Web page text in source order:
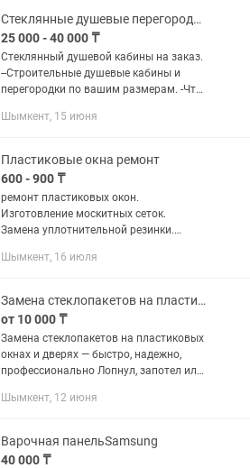
Стеклянные душевые перегородки
25 000 - 40 000 ₸
Стеклянный душевой кабины на заказ.
--Строительные душевые кабины и
перегородки по вашим размерам. -Что
стекло 8мм произведенное в России.
Шымкент, 15 июня
Пластиковые окна ремонт
600 - 900 ₸
ремонт пластиковых окон.
Изготовление москитных сеток.
Замена уплотнительной резинки.
Восстановление геометрии створки.
Шымкент, 16 июля
Замена стеклопакетов на пластиковых окнах и дверях
от 10 000 ₸
Замена стеклопакетов на пластиковых
окнах и дверях — быстро, надежно,
профессионально Лопнул, запотел или
переживайте — мы быстро решим
сделаем...
Шымкент, 12 июня
Варочная панельSamsung
40 000 ₸